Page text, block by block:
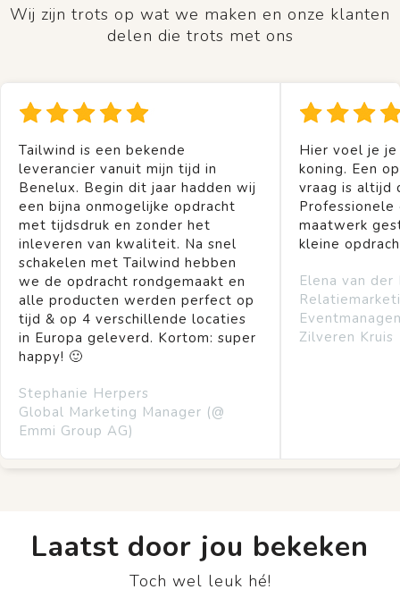
Wij zijn trots op wat we maken en onze klanten
delen die trots met ons
Tailwind is een bekende
leverancier vanuit mijn tijd in
Benelux. Begin dit jaar hadden wij
een bijna onmogelijke opdracht
met tijdsdruk en zonder het
inleveren van kwaliteit. Na snel
schakelen met Tailwind hebben
we de opdracht rondgemaakt en
alle producten werden perfect op
tijd & op 4 verschillende locaties
in Europa geleverd. Kortom: super
happy! 🙂
Stephanie Herpers
Global Marketing Manager (@
Emmi Group AG)
Hier voel je
koning. Een
vraag is altijd
Professionele
maatwerk
kleine
Elena van der
Zilveren Kruis
Laatst door jou bekeken
Toch wel leuk hé!